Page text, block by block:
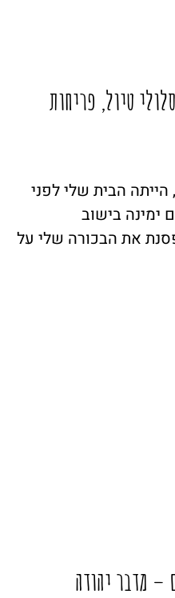
טיול, פריחות
הבית שלי לפני
ימינה בישוב
את הבכורה שלי על
– מדבר יהודה